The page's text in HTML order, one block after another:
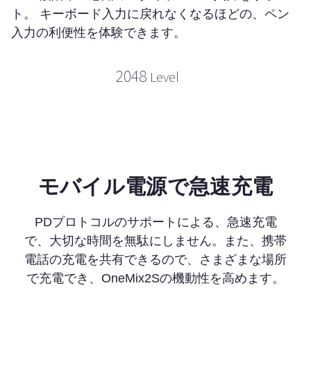
ト。 キーボード入力に戻れなくなるほどの、ペン
入力の利便性を体験できます。
2048 Level
モバイル電源で急速充電
PDプロトコルのサポートによる、急速充電
で、大切な時間を無駄にしません。また、携帯
電話の充電を共有できるので、さまざまな場所
で充電でき、OneMix2Sの機動性を高めます。